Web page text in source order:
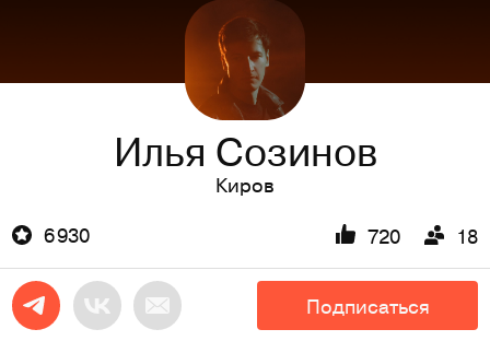
Илья Созинов
Киров
6 930
720 18
Подписаться